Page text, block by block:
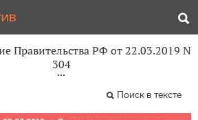
Правительства РФ от 22.03.2019 N
304
Поиск в тексте